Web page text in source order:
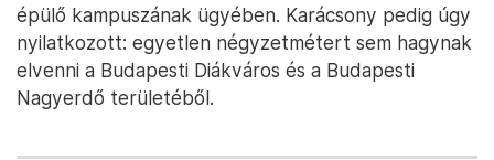
épülő kampuszának ügyében. Karácsony pedig úgy
nyilatkozott: egyetlen négyzetmétert sem hagynak
elvenni a Budapesti Diákváros és a Budapesti
Nagyerdő területéből.